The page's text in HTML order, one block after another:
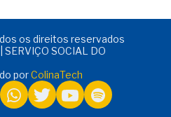
os direitos reservados
SOCIAL DO
porColinaTech